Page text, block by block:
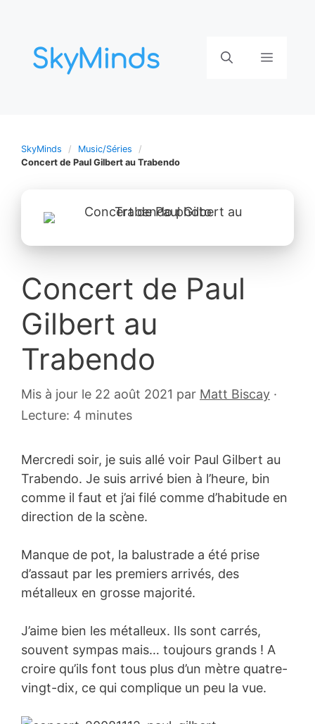
contenu
Menu
SkyMinds
Music/Séries
Concert de Paul Gilbert au Trabendo
Concert de Paul
Gilbert au
Trabendo
Mis à jour le 22 août 2021 14
par Matt Biscay ·
Lecture: 4 minutes
Mercredi soir, je suis allé voir Paul Gilbert au
Trabendo. Je suis arrivé bien à l’heure, bin
comme il faut et j’ai filé comme d’habitude en
direction de la scène.
Manque de pot, la balustrade a été prise
d’assaut par les premiers arrivés, des
métalleux en grosse majorité.
J’aime bien les métalleux. Ils sont carrés,
souvent sympas mais… toujours grands ! A
croire qu’ils font tous plus d’un mètre quatre-
vingt-dix, ce qui complique un peu la vue.